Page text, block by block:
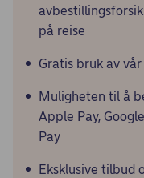
på reise
Gratis bruk av
Muligheten til å
Apple Pay,
Pay
Eksklusive tilbud